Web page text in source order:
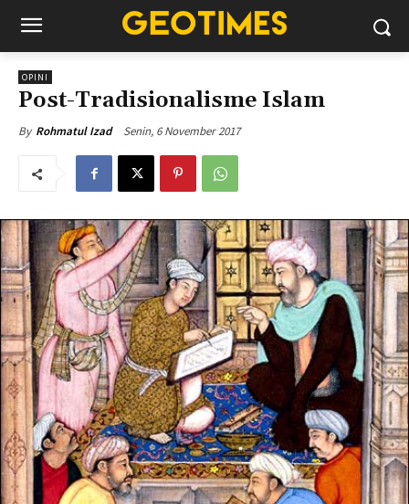
OPINI
Post-Tradisionalisme Islam
By Rohmatul Izad Senin, 6 November 2017